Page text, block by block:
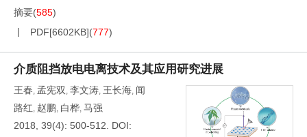
摘要(585)
PDF[6602KB](777)
介质阻挡放电电离技术及其应用研究进展
王春, 孟宪双 , 李文涛, 王长海, 闻
路红, 赵鹏, 白桦, 马强
2018, 39(4): 500-512.
DOI: